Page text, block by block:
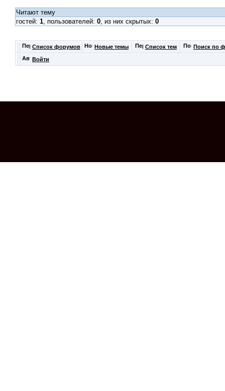
Читают тему
гостей: 1, пользователей: 0, из них скрытых: 0
Список форумов Новые темы Список тем Поиск по
Войти